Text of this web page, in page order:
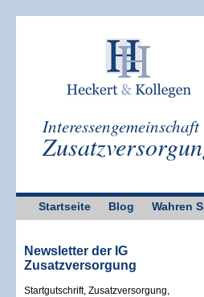
Interessengemeinschaft
Startseite Blog Wahren
Newsletter der IG
Zusatzversorgung
Startgutschrift, Zusatzversorgung,